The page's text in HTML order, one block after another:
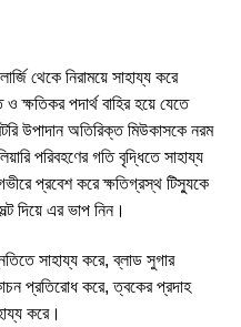
থেকে নিরাময়ে সাহায্য করে
ক্ষতিকর পদার্থ বাহির হয়ে যেতে
উপাদান অতিরিক্ত মিউকাসকে নরম
পরিবহণের গতি বৃদ্ধিতে সাহায্য
প্রবেশ করে ক্ষতিগ্রস্থ টিস্যুকে
দিয়ে এর ভাপ নিন।
সাহায্য করে, ব্লাড সুগার
প্রতিরোধ করে, ত্বকের প্রদাহ
করে।